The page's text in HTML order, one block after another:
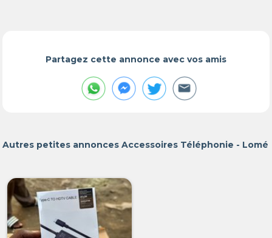
Partagez cette annonce avec vos amis
Autres petites annonces Accessoires Téléphonie - Lomé